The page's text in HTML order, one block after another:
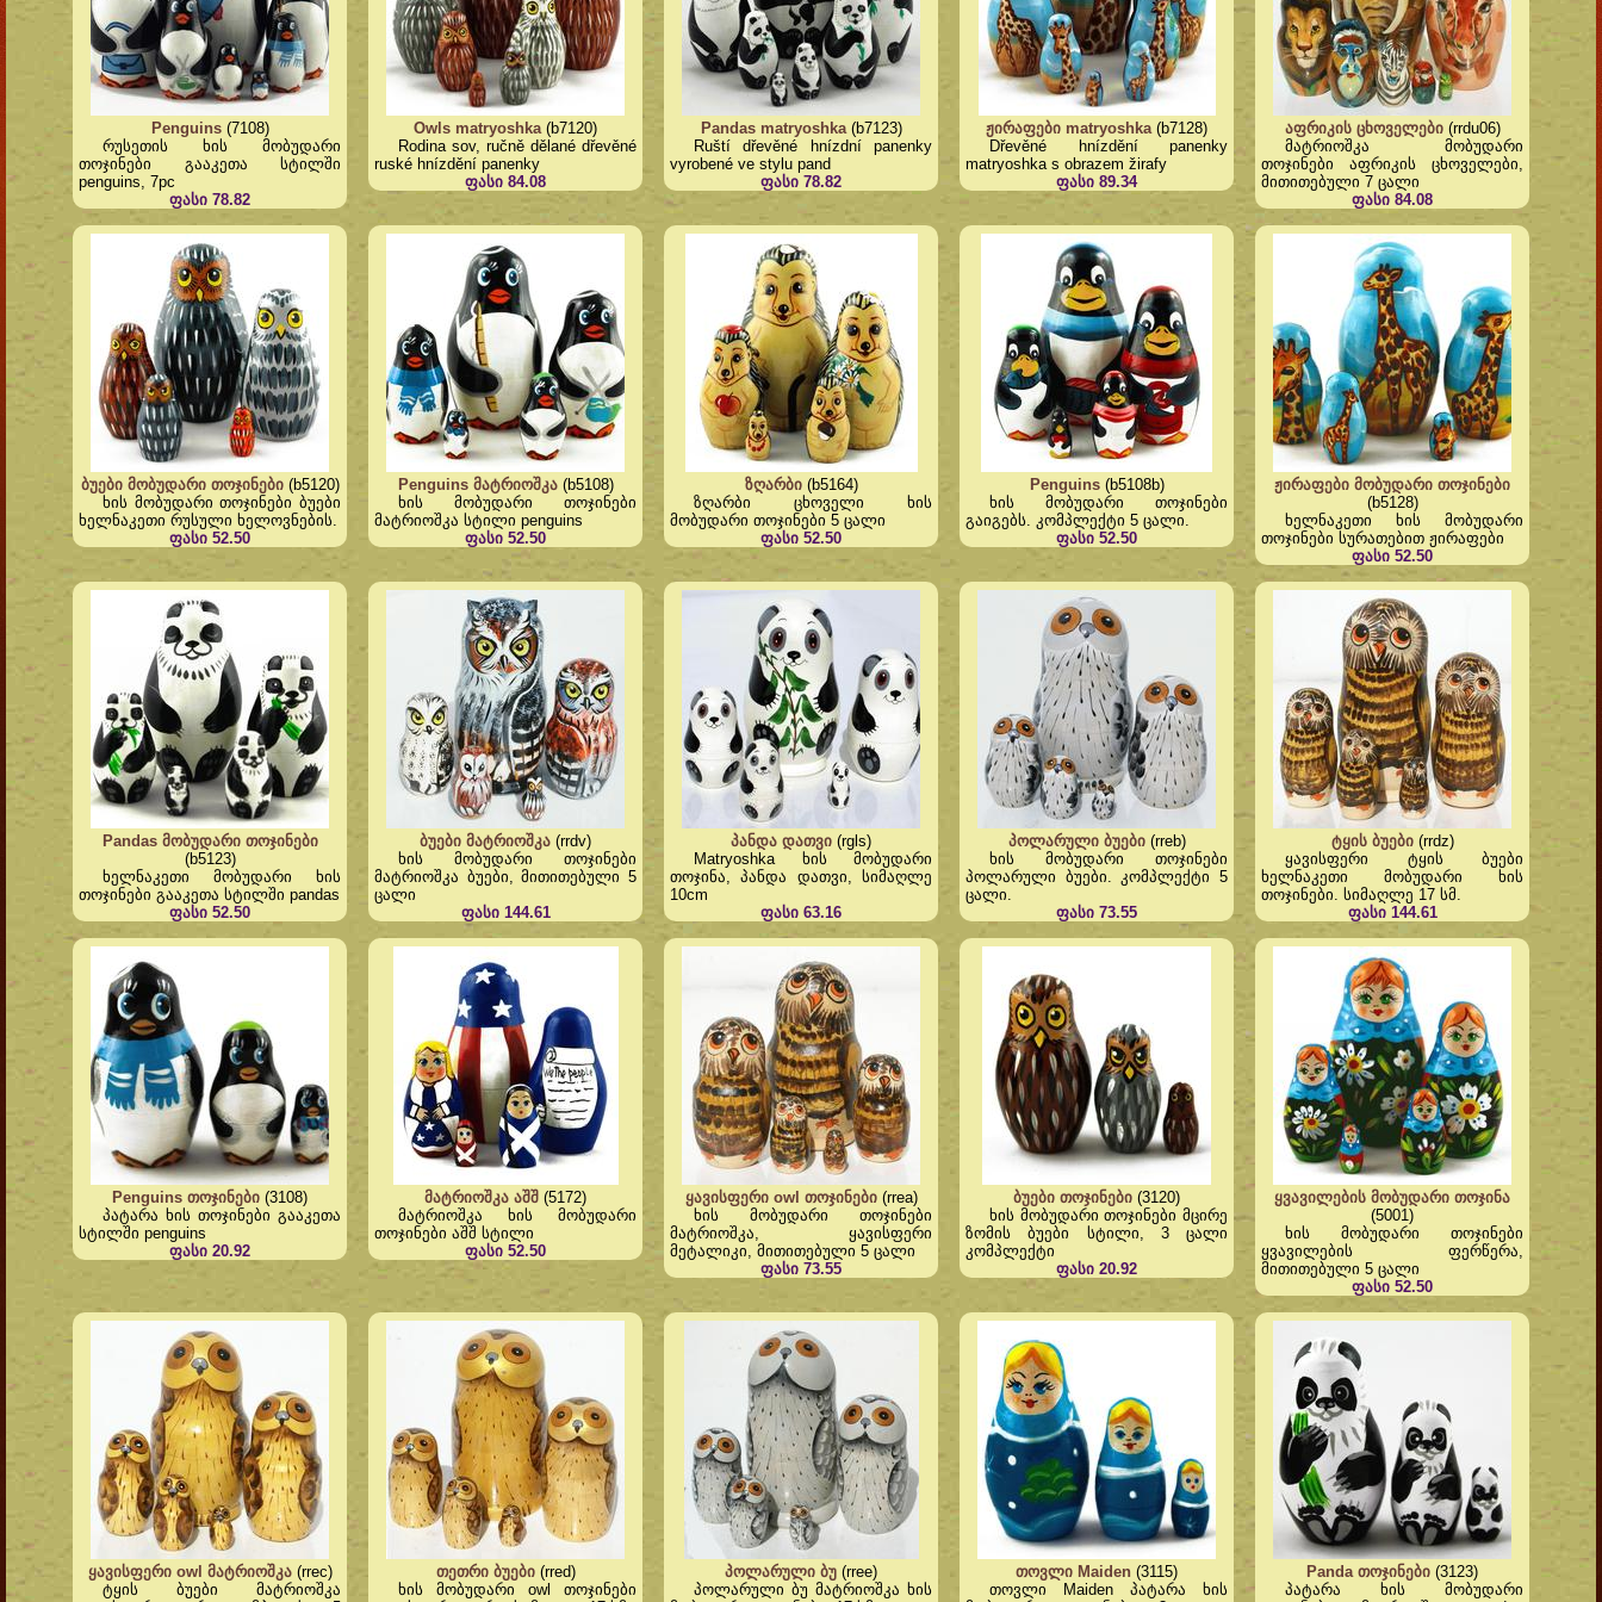
Penguins(7108)
რუსეთის ხის მობუდარი
თოჯინები გააკეთა სტილში
penguins, 7pc
ფასი 78.82
Owls matryoshka(b7120)
Rodina sov, ručně dělané dřevěné
ruské hnízdění panenky
ფასი 84.08
Pandas matryoshka(b7123)
Ruští dřevěné hnízdní panenky
vyrobené ve stylu pand
ფასი 78.82
ჟირაფები matryoshka(b7128)
Dřevěné hnízdění panenky
matryoshka s obrazem žirafy
ფასი 89.34
აფრიკის ცხოველები(rrdu06)
მატრიოშკა მობუდარი
თოჯინები აფრიკის ცხოველები,
მითითებული 7 ცალი
ფასი 84.08
ბუები მობუდარი თოჯინები(b5120)
ხის მობუდარი თოჯინები ბუები
ხელნაკეთი რუსული ხელოვნების.
ფასი 52.50
Penguins მატრიოშკა(b5108)
ხის მობუდარი თოჯინები
მატრიოშკა სტილი penguins
ფასი 52.50
ზღარბი(b5164)
ზღარბი ცხოველი ხის
მობუდარი თოჯინები 5 ცალი
ფასი 52.50
Penguins(b5108b)
ხის მობუდარი თოჯინები
გაიგებს. კომპლექტი 5 ცალი.
ფასი 52.50
ჟირაფები მობუდარი თოჯინები
(b5128)
ხელნაკეთი ხის მობუდარი
თოჯინები სურათებით ჟირაფები
ფასი 52.50
Pandas მობუდარი თოჯინები
(b5123)
ხელნაკეთი მობუდარი ხის
თოჯინები გააკეთა სტილში pandas
ფასი 52.50
ბუები მატრიოშკა (rrdv)
ხის მობუდარი თოჯინები
მატრიოშკა ბუები, მითითებული 5
ცალი
ფასი 144.61
პანდა დათვი (rgls)
Matryoshka ხის მობუდარი
თოჯინა, პანდა დათვი, სიმაღლე
10cm
ფასი 63.16
პოლარული ბუები(rreb)
ხის მობუდარი თოჯინები
პოლარული ბუები. კომპლექტი 5
ცალი.
ფასი 73.55
ტყის ბუები(rrdz)
ყავისფერი ტყის ბუები
ხელნაკეთი მობუდარი ხის
თოჯინები. სიმაღლე 17 სმ.
ფასი 144.61
Penguins თოჯინები (3108)
პატარა ხის თოჯინები გააკეთა
სტილში penguins
ფასი 20.92
მატრიოშკა აშშ (5172)
მატრიოშკა ხის მობუდარი
თოჯინები აშშ სტილი
ფასი 52.50
ყავისფერი owl თოჯინები(rrea)
ხის მობუდარი თოჯინები
მატრიოშკა, ყავისფერი
მეტალიკი, მითითებული 5 ცალი
ფასი 73.55
ბუები თოჯინები (3120)
ხის მობუდარი თოჯინები მცირე
ზომის ბუები სტილი, 3 ცალი
კომპლექტი
ფასი 20.92
ყვავილების მობუდარი თოჯინა
(5001)
ხის მობუდარი თოჯინები
ყვავილების ფერწერა,
მითითებული 5 ცალი
ფასი 52.50
ყავისფერი owl მატრიოშკა(rrec)
ტყის ბუები მატრიოშკა
თეთრი ბუები(rred)
ხის მობუდარი owl თოჯინები
პოლარული ბუ (rree)
პოლარული ბუ მატრიოშკა ხის
თოვლი Maiden (3115)
თოვლი Maiden პატარა ხის
Panda თოჯინები (3123)
პატარა ხის მობუდარი